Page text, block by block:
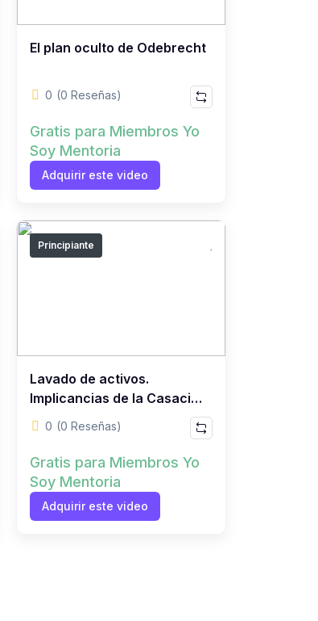
El plan oculto de Odebrecht
0 (0 Reseñas)
Gratis para Miembros Yo
Soy Mentoria
Adquirir este video
Principiante
Lavado de activos.
Implicancias de la Casación
92-2017
0 (0 Reseñas)
Gratis para Miembros Yo
Soy Mentoria
Adquirir este video